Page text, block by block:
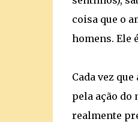
coisa que o
homens. Ele
Cada vez
pela ação do
realmente